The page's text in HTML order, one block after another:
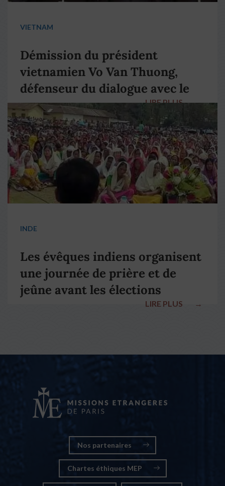
VIETNAM
Démission du président
vietnamien Vo Van Thuong,
défenseur du dialogue avec le
pape François
LIRE PLUS →
INDE
Les évêques indiens organisent
une journée de prière et de
jeûne avant les élections
LIRE PLUS →
Nos partenaires
Chartes éthiques MEP